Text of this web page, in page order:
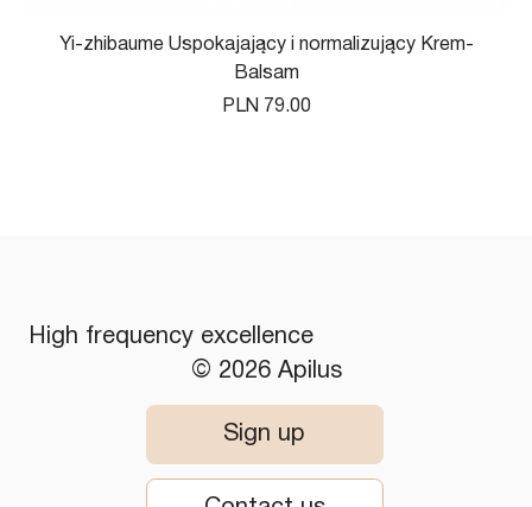
Yi-zhibaume Uspokajający i normalizujący Krem-
Balsam
Price
PLN 79.00
High frequency excellence
© 2026 Apilus
Sign up